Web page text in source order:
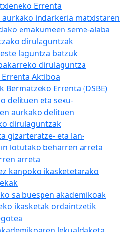
Errenta
aurkako indarkeria matxistaren
emakumeen seme-alaba
dirulaguntzak
laguntza batzuk
dirulaguntza
Aktiboa
Bermatzeko Errenta (DSBE)
delituen eta sexu-
aurkako delituen
dirulaguntzak
gizarteratze- eta lan-
lotutako beharren arreta
arreta
kanpoko ikasketetarako
salbuespen akademikoak
ikasketak ordaintzetik